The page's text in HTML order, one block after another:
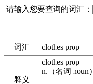
请输入您要查询的词汇：
词汇 clothes prop
释义
clothes prop
n. （名词 noun）